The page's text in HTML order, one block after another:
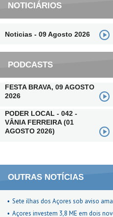
NOTICIÁRIOS
Noticias - 09 Agosto 2026
PODCASTS
FESTA BRAVA, 09 AGOSTO
2026
PODER LOCAL - 042 -
VÂNIA FERREIRA (01
AGOSTO 2026)
OUTRAS NOTÍCIAS
Sete ilhas dos Açores sob aviso
Açores investem 3,8 ME em dois